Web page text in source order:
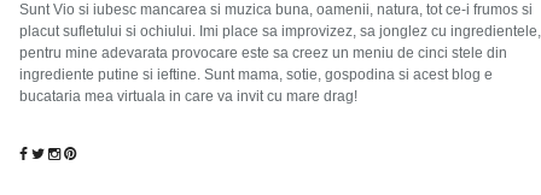
Sunt Vio si iubesc mancarea si muzica buna, oamenii, natura, tot ce-i frumos si
placut sufletului si ochiului. Imi place sa improvizez, sa jonglez cu ingredientele,
pentru mine adevarata provocare este sa creez un meniu de cinci stele din
ingrediente putine si ieftine. Sunt mama, sotie, gospodina si acest blog e
bucataria mea virtuala in care va invit cu mare drag!